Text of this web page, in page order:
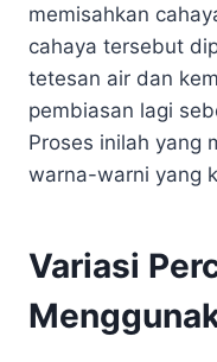
memisahkan
cahaya tersebut
tetesan air dan
pembiasan lagi
Proses inilah yang
warna-warni yang
Variasi